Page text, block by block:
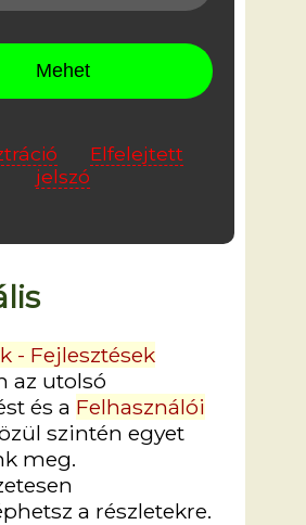
Elfelejtett
jelszó
- Fejlesztések
az utolsó
és a Felhasználói
szintén egyet
meg.
a részletekre.